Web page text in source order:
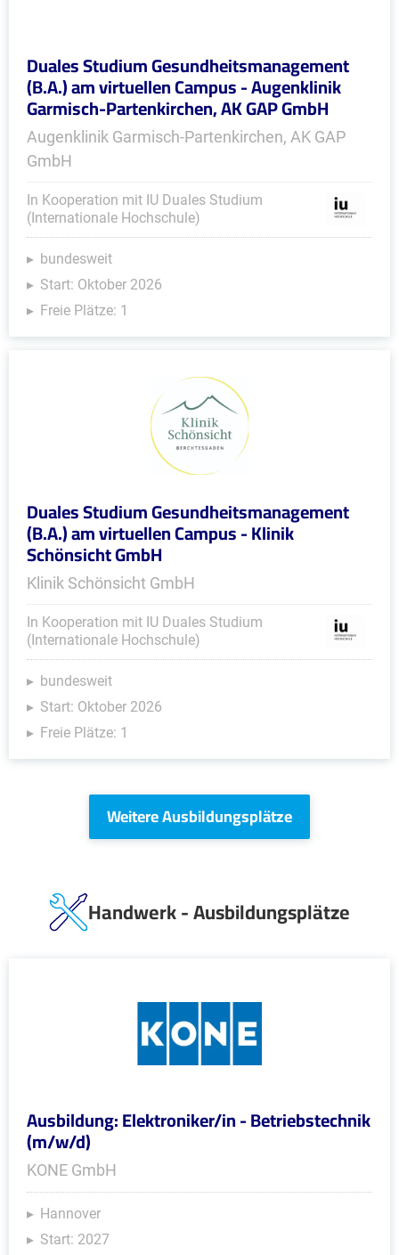
Duales Studium Gesundheitsmanagement
(B.A.) am virtuellen Campus - Augenklinik
Garmisch-Partenkirchen, AK GAP GmbH
Augenklinik Garmisch-Partenkirchen, AK GAP
GmbH
In Kooperation mit IU Duales Studium
(Internationale Hochschule)
bundesweit
Start: Oktober 2026
Freie Plätze: 1
Duales Studium Gesundheitsmanagement
(B.A.) am virtuellen Campus - Klinik
Schönsicht GmbH
Klinik Schönsicht GmbH
In Kooperation mit IU Duales Studium
(Internationale Hochschule)
bundesweit
Start: Oktober 2026
Freie Plätze: 1
Weitere Ausbildungsplätze
Handwerk - Ausbildungsplätze
Ausbildung: Elektroniker/in - Betriebstechnik
(m/w/d)
KONE GmbH
Hannover
Start: 2027